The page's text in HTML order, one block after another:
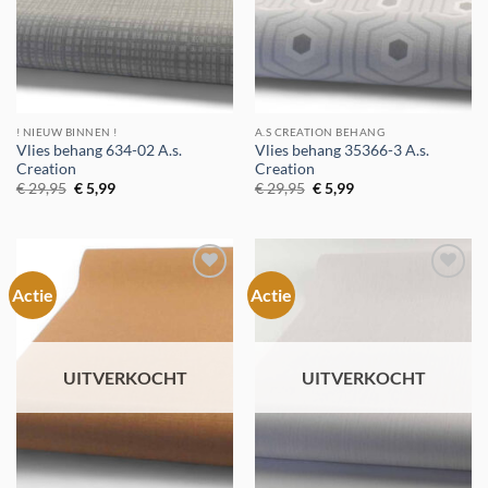
! NIEUW BINNEN !
Vlies behang 634-02 A.s.
Creation
€29,95 Oorspronkelijke
prijs
€5,99Huidige
A.S CREATION BEHANG
Vlies behang 35366-3 A.s.
Creation
€29,95 Oorspronkelijke
prijs
€5,99Huidige
Actie
UITVERKOCHT
Actie
UITVERKOCHT